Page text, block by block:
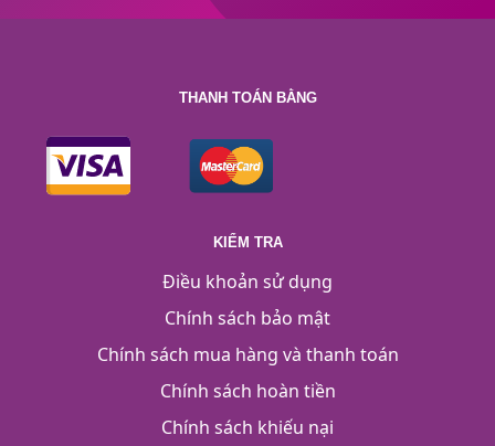
THANH TOÁN BẰNG
KIỂM TRA
Điều khoản sử dụng
Chính sách bảo mật
Chính sách mua hàng và thanh toán
Chính sách hoàn tiền
Chính sách khiếu nại